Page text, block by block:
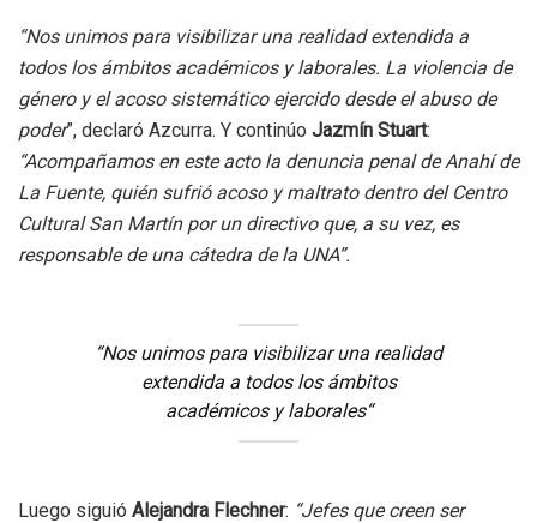
“Nos unimos para visibilizar una realidad extendida a
todos los ámbitos académicos y laborales. La violencia de
género y el acoso sistemático ejercido desde el abuso de
poder”, declaró Azcurra. Y continúo Jazmín Stuart:
“Acompañamos en este acto la denuncia penal de Anahí de
La Fuente, quién sufrió acoso y maltrato dentro del Centro
Cultural San Martín por un directivo que, a su vez, es
responsable de una cátedra de la UNA”.
“Nos unimos para visibilizar una realidad
extendida a todos los ámbitos
académicos y laborales“
Luego siguió Alejandra Flechner: “Jefes que creen ser